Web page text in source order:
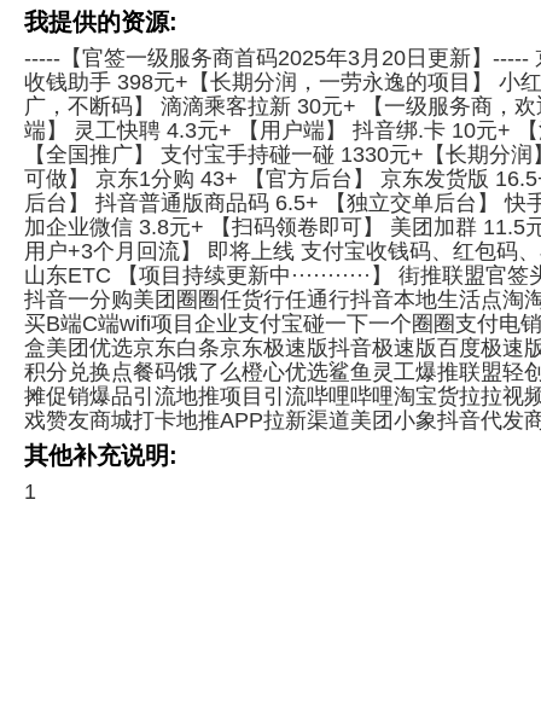
我提供的资源:
-----【官签一级服务商首码2025年3月20日更新】
收钱助手 398元+【长期分润，一劳永逸的项目】 小
广，不断码】 滴滴乘客拉新 30元+ 【一级服务商，
端】 灵工快聘 4.3元+ 【用户端】 抖音绑.卡 10元+
【全国推广】 支付宝手持碰一碰 1330元+【长期分
可做】 京东1分购 43+ 【官方后台】 京东发货版
后台】 抖音普通版商品码 6.5+ 【独立交单后台】
加企业微信 3.8元+ 【扫码领卷即可】 美团加群 11.5
用户+3个月回流】 即将上线 支付宝收钱码、红包码
山东ETC 【项目持续更新中···········】 街推联盟
抖音一分购美团圈圈任货行任通行抖音本地生活点淘
买B端C端wifi项目企业支付宝碰一下一个圈圈支付电
盒美团优选京东白条京东极速版抖音极速版百度极速
积分兑换点餐码饿了么橙心优选鲨鱼灵工爆推联盟轻
摊促销爆品引流地推项目引流哔哩哔哩淘宝货拉拉视
戏赞友商城打卡地推APP拉新渠道美团小象抖音代发
其他补充说明:
1